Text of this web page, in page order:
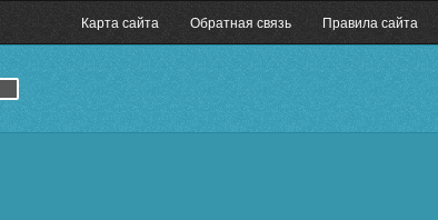
Карта сайта Обратная связь Правила сайта